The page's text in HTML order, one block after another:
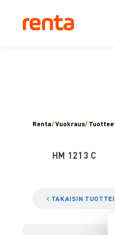
Renta/Vuokraus/
HM 1213 C
TAKAISIN